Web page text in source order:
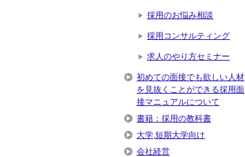
採用のお悩み相談
採用コンサルティング
求人のやり方セミナー
初めての面接でも欲しい人材
を見抜くことができる採用面
接マニュアルについて
書籍：採用の教科書
大学,短期大学向け
会社経営